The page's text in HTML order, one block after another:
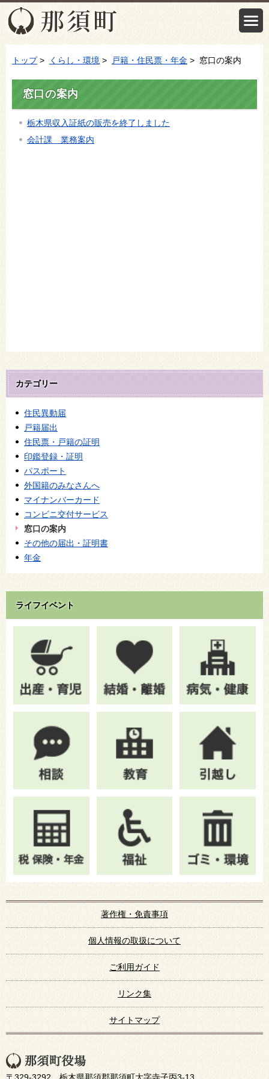
トップ> くらし・環境 > 戸籍・住民票・年金 > 窓口の案内
窓口の案内
栃木県収入証紙の販売を終了しました
会計課 業務案内
カテゴリー
住民異動届
戸籍届出
住民票・戸籍の証明
印鑑登録・証明
パスポート
外国籍のみなさんへ
マイナンバーカード
コンビニ交付サービス
窓口の案内
その他の届出・証明書
年金
ライフイベント
著作権・免責事項
個人情報の取扱について
ご利用ガイド
リンク集
サイトマップ
〒329-3292 栃木県那須郡那須町大字寺子丙3-13